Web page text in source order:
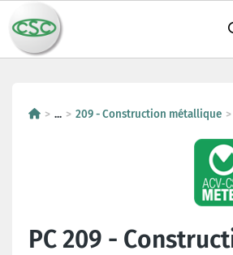
... 209 - Construction métallique
PC 209 -